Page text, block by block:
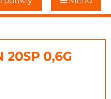
20SP 0,6G